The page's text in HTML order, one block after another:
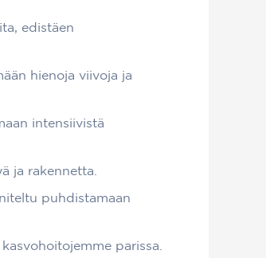
edistäen
hienoja viivoja ja
intensiivistä
ja rakennetta.
puhdistamaan
parissa.